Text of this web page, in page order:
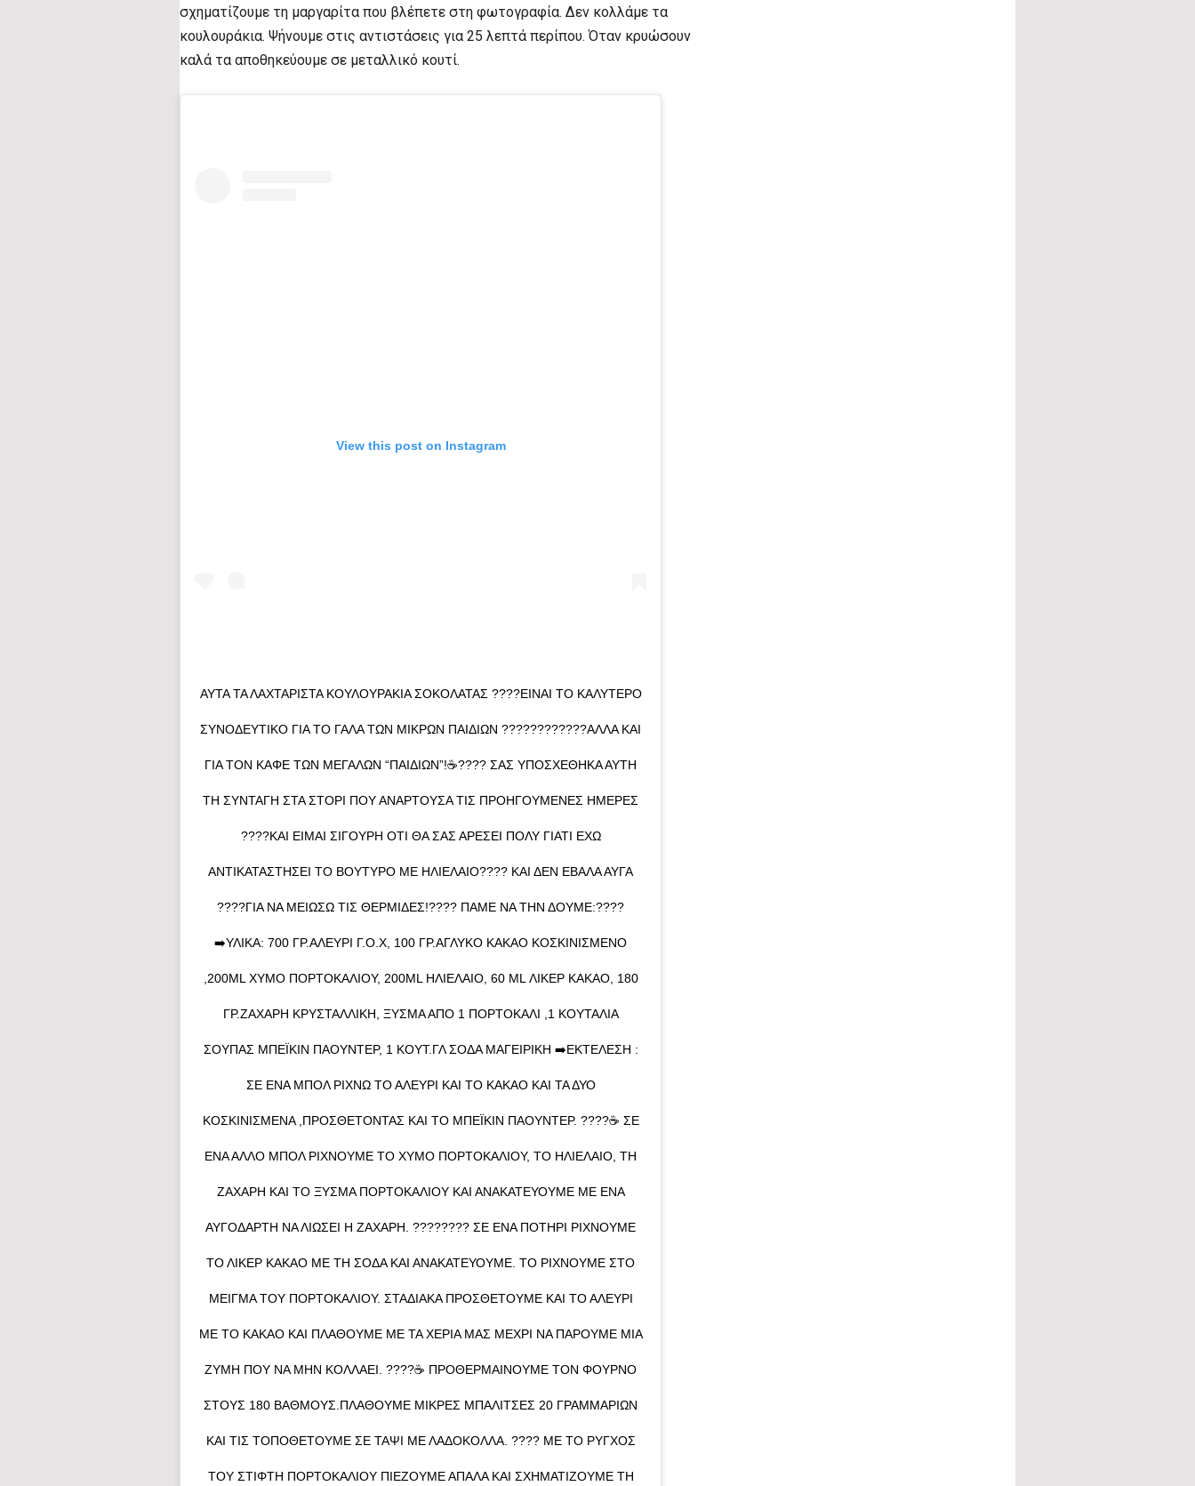
σχηματίζουμε τη μαργαρίτα που βλέπετε στη φωτογραφία. Δεν κολλάμε τα
κουλουράκια. Ψήνουμε στις αντιστάσεις για 25 λεπτά περίπου. Όταν κρυώσουν
καλά τα αποθηκεύουμε σε μεταλλικό κουτί.
View this post on Instagram
ΑΥΤΆ ΤΑ ΛΑΧΤΑΡΙΣΤΆ ΚΟΥΛΟΥΡΆΚΙΑ ΣΟΚΟΛΆΤΑΣ ????ΕΊΝΑΙ ΤΟ ΚΑΛΎΤΕΡΟ
ΣΥΝΟΔΕΥΤΙΚΌ ΓΙΑ ΤΟ ΓΆΛΑ ΤΩΝ ΜΙΚΡΏΝ ΠΑΙΔΙΏΝ ????????????ΆΛΛΑ ΚΑΙ
ΓΙΑ ΤΟΝ ΚΑΦΈ ΤΩΝ ΜΕΓΆΛΩΝ “ΠΑΙΔΙΏΝ”!☕???? ΣΑΣ ΥΠΟΣΧΈΘΗΚΑ ΑΥΤΉ
ΤΗ ΣΥΝΤΑΓΉ ΣΤΑ ΣΤΌΡΙ ΠΟΥ ΑΝΑΡΤΟΎΣΑ ΤΙΣ ΠΡΟΗΓΟΎΜΕΝΕΣ ΗΜΈΡΕΣ
????ΚΑΙ ΕΊΜΑΙ ΣΊΓΟΥΡΗ ΌΤΙ ΘΑ ΣΑΣ ΑΡΈΣΕΙ ΠΟΛΎ ΓΙΑΤΊ ΈΧΩ
ΑΝΤΙΚΑΤΑΣΤΉΣΕΙ ΤΟ ΒΟΎΤΥΡΟ ΜΕ ΗΛΙΈΛΑΙΟ???? ΚΑΙ ΔΕΝ ΈΒΑΛΑ ΑΥΓΆ
????ΓΙΑ ΝΑ ΜΕΙΏΣΩ ΤΙΣ ΘΕΡΜΊΔΕΣ!???? ΠΆΜΕ ΝΑ ΤΗΝ ΔΟΎΜΕ:????
➡️ΥΛΙΚΆ: 700 ΓΡ.ΑΛΕΎΡΙ Γ.Ο.Χ, 100 ΓΡ.ΆΓΛΥΚΟ ΚΑΚΆΟ ΚΟΣΚΙΝΙΣΜΈΝΟ
,200ML ΧΥΜΌ ΠΟΡΤΟΚΑΛΙΟΎ, 200ML ΗΛΙΈΛΑΙΟ, 60 ML ΛΙΚΈΡ ΚΑΚΆΟ, 180
ΓΡ.ΖΆΧΑΡΗ ΚΡΥΣΤΑΛΛΙΚΉ, ΞΎΣΜΑ ΑΠΌ 1 ΠΟΡΤΟΚΆΛΙ ,1 ΚΟΥΤΑΛΙΆ
ΣΟΎΠΑΣ ΜΠΈΙΚΙΝ ΠΆΟΥΝΤΕΡ, 1 ΚΟΥΤ.ΓΛ ΣΌΔΑ ΜΑΓΕΙΡΙΚΉ ➡️ΕΚΤΈΛΕΣΗ :
ΣΕ ΈΝΑ ΜΠΟΛ ΡΊΧΝΩ ΤΟ ΑΛΕΎΡΙ ΚΑΙ ΤΟ ΚΑΚΆΟ ΚΑΙ ΤΑ ΔΎΟ
ΚΟΣΚΙΝΙΣΜΈΝΑ ,ΠΡΟΣΘΈΤΟΝΤΑΣ ΚΑΙ ΤΟ ΜΠΈΙΚΙΝ ΠΆΟΥΝΤΕΡ. ????☕ ΣΕ
ΈΝΑ ΆΛΛΟ ΜΠΟΛ ΡΊΧΝΟΥΜΕ ΤΟ ΧΥΜΌ ΠΟΡΤΟΚΑΛΙΟΎ, ΤΟ ΗΛΙΈΛΑΙΟ, ΤΗ
ΖΆΧΑΡΗ ΚΑΙ ΤΟ ΞΎΣΜΑ ΠΟΡΤΟΚΑΛΙΟΎ ΚΑΙ ΑΝΑΚΑΤΕΎΟΥΜΕ ΜΕ ΈΝΑ
ΑΥΓΟΔΆΡΤΗ ΝΑ ΛΙΏΣΕΙ Η ΖΆΧΑΡΗ. ???????? ΣΕ ΈΝΑ ΠΟΤΉΡΙ ΡΊΧΝΟΥΜΕ
ΤΟ ΛΙΚΈΡ ΚΑΚΆΟ ΜΕ ΤΗ ΣΌΔΑ ΚΑΙ ΑΝΑΚΑΤΕΎΟΥΜΕ. ΤΟ ΡΊΧΝΟΥΜΕ ΣΤΟ
ΜΕΊΓΜΑ ΤΟΥ ΠΟΡΤΟΚΑΛΙΟΎ. ΣΤΑΔΙΑΚΆ ΠΡΟΣΘΈΤΟΥΜΕ ΚΑΙ ΤΟ ΑΛΕΎΡΙ
ΜΕ ΤΟ ΚΑΚΆΟ ΚΑΙ ΠΛΆΘΟΥΜΕ ΜΕ ΤΑ ΧΈΡΙΑ ΜΑΣ ΜΈΧΡΙ ΝΑ ΠΆΡΟΥΜΕ ΜΙΑ
ΖΎΜΗ ΠΟΥ ΝΑ ΜΗΝ ΚΟΛΛΆΕΙ. ????☕ ΠΡΟΘΕΡΜΑΊΝΟΥΜΕ ΤΟΝ ΦΟΎΡΝΟ
ΣΤΟΥΣ 180 ΒΑΘΜΟΎΣ.ΠΛΆΘΟΥΜΕ ΜΙΚΡΈΣ ΜΠΑΛΊΤΣΕΣ 20 ΓΡΑΜΜΑΡΊΩΝ
ΚΑΙ ΤΙΣ ΤΟΠΟΘΕΤΟΎΜΕ ΣΕ ΤΑΨΊ ΜΕ ΛΑΔΌΚΟΛΛΑ. ???? ΜΕ ΤΟ ΡΎΓΧΟΣ
ΤΟΥ ΣΤΊΦΤΗ ΠΟΡΤΟΚΑΛΙΟΎ ΠΙΈΖΟΥΜΕ ΑΠΑΛΆ ΚΑΙ ΣΧΗΜΑΤΊΖΟΥΜΕ ΤΗ